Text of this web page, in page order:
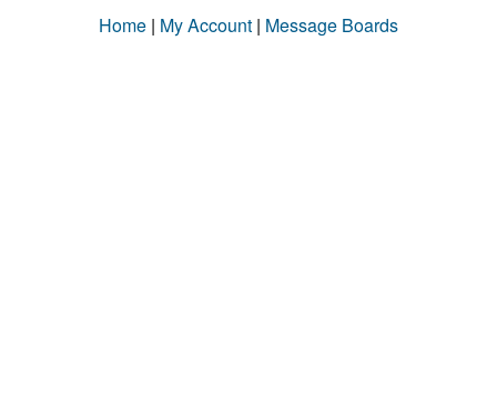
Home | My Account | Message Boards